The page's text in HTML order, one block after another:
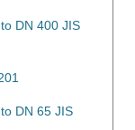
DN 400 JIS
DN 65 JIS